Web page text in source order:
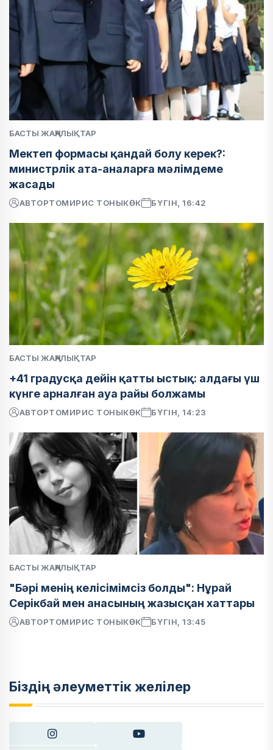
БАСТЫ ЖАҢАЛЫҚТАР
Мектеп формасы қандай болу керек?:
министрлік ата-аналарға мәлімдеме
жасады
АВТОРТОМИРИС ТОНЫКӨК БҮГІН, 16:42
БАСТЫ ЖАҢАЛЫҚТАР
+41 градусқа дейін қатты ыстық: алдағы үш
күнге арналған ауа райы болжамы
АВТОРТОМИРИС ТОНЫКӨК БҮГІН, 14:23
БАСТЫ ЖАҢАЛЫҚТАР
"Бәрі менің келісімімсіз болды": Нұрай
Серікбай мен анасының жазысқан хаттары
АВТОРТОМИРИС ТОНЫКӨК БҮГІН, 13:45
Біздің әлеуметтік желілер